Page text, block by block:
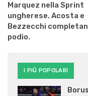
Marquez nella Sprint
ungherese. Acosta e
Bezzecchi
podio.
I PIÙ POPOLARI